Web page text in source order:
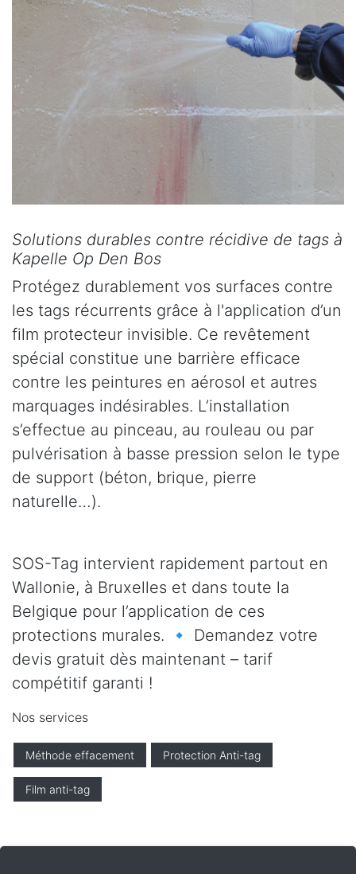
Solutions durables contre récidive de tags à
Kapelle Op Den Bos
Protégez durablement vos surfaces contre
les tags récurrents grâce à l'application d’un
film protecteur invisible. Ce revêtement
spécial constitue une barrière efficace
contre les peintures en aérosol et autres
marquages indésirables. L’installation
s’effectue au pinceau, au rouleau ou par
pulvérisation à basse pression selon le type
de support (béton, brique, pierre
naturelle…).
SOS-Tag intervient rapidement partout en
Wallonie, à Bruxelles et dans toute la
Belgique pour l’application de ces
protections murales. 🔹 Demandez votre
devis gratuit dès maintenant – tarif
compétitif garanti !
Nos services
Méthode effacement Protection Anti-tag
Film anti-tag